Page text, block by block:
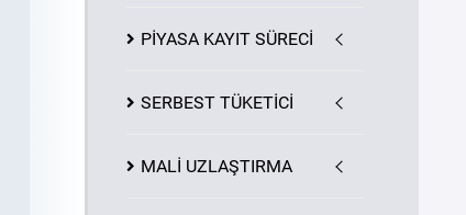
PİYASAKAYIT SÜRECİ
SERBEST TÜKETİCİ
MALİ UZLAŞTIRMA